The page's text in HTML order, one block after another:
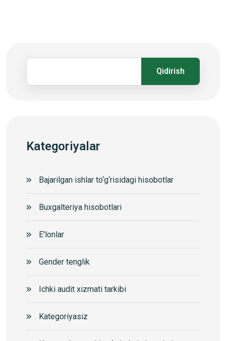
Qidirish
Kategoriyalar
Bajarilgan ishlar to‘g‘risidagi hisobotlar
Buxgalteriya hisobotlari
E'lonlar
Gender tenglik
Ichki audit xizmati tarkibi
Kategoriyasiz